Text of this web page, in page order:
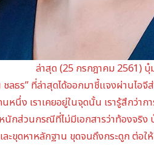
ล่าสุด (25 กรกฎาคม 2561)
ลธร” ที่ล่าสุดได้ออกมาชี้แจงผ่านไอจี
นหนึ่ง เราเคยอยู่ในจุดนั้น เรารู้สึกว่
นักส่วนกรณีที่ไม่มีเอกสารว่าท้องจริง
ะขุดหาหลักฐาน ขุดจนถึงกระดูก ต่อใ